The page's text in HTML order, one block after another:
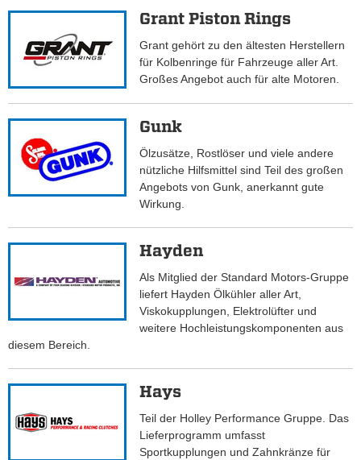
Grant Piston Rings
Grant gehört zu den ältesten Herstellern
für Kolbenringe für Fahrzeuge aller Art.
Großes Angebot auch für alte Motoren.
Gunk
Ölzusätze, Rostlöser und viele andere
nützliche Hilfsmittel sind Teil des großen
Angebots von Gunk, anerkannt gute
Wirkung.
Hayden
Als Mitglied der Standard Motors-Gruppe
liefert Hayden Ölkühler aller Art,
Viskokupplungen, Elektrolüfter und
weitere Hochleistungskomponenten aus
diesem Bereich.
Hays
Teil der Holley Performance Gruppe. Das
Lieferprogramm umfasst
Sportkupplungen und Zahnkränze für